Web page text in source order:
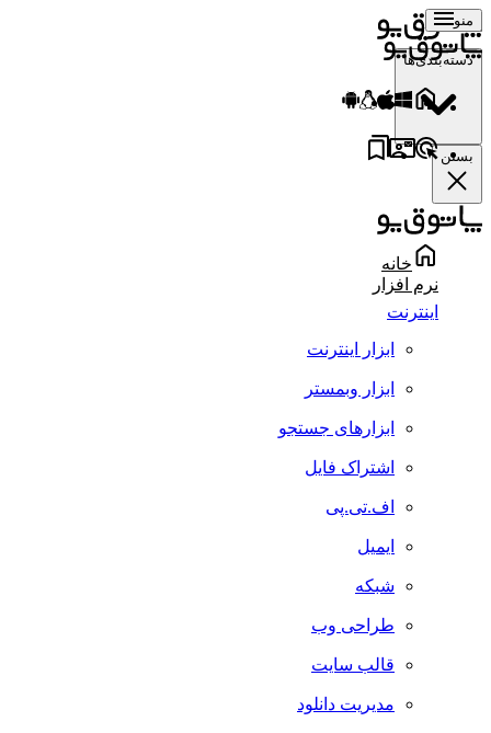
منو
دسته‌بندی‌ها
بستن
خانه
نرم افزار
اینترنت
ابزار اینترنت
ابزار وبمستر
ابزارهای جستجو
اشتراک فایل
اف.تی.پی
ایمیل
شبکه
طراحی وب
قالب سایت
مدیریت دانلود